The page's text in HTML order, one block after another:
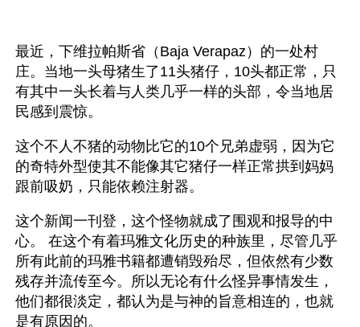
最近，下维拉帕斯省（Baja Verapaz）的一处村
庄。当地一头母猪生了11头猪仔，10头都正常，只
有其中一头长着与人类几乎一样的头部，令当地居
民感到震惊。
这个不人不猪的动物比它的10个兄弟虚弱，因为它
的奇特外型使其不能像其它猪仔一样正常拱到妈妈
跟前吸奶，只能依赖注射器。
这个新闻一刊登，这个怪物就成了围观和报导的中
心。 在这个有着玛雅文化历史的种族里，尽管几乎
所有此前的玛雅书籍都遭销毁殆尽，但依然有少数
残存并流传至今。所以无论有什么怪异事情发生，
他们都很淡定，都认为是与神的旨意相连的，也就
是有原因的。